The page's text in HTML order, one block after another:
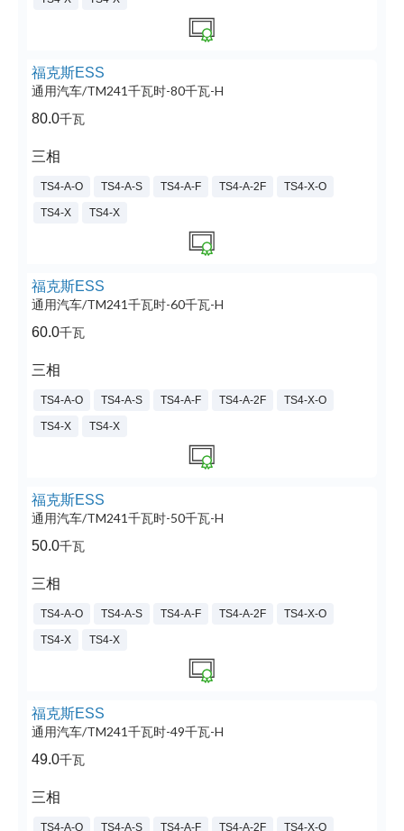
福克斯ESS
通用汽车/TM241千瓦时-80千瓦-H
80.0千瓦
三相
TS4-A-O TS4-A-S TS4-A-F TS4-A-2F TS4-X-O
TS4-X TS4-X
福克斯ESS
通用汽车/TM241千瓦时-60千瓦-H
60.0千瓦
三相
TS4-A-O TS4-A-S TS4-A-F TS4-A-2F TS4-X-O
TS4-X TS4-X
福克斯ESS
通用汽车/TM241千瓦时-50千瓦-H
50.0千瓦
三相
TS4-A-O TS4-A-S TS4-A-F TS4-A-2F TS4-X-O
TS4-X TS4-X
福克斯ESS
通用汽车/TM241千瓦时-49千瓦-H
49.0千瓦
三相
TS4-A-O TS4-A-S TS4-A-F TS4-A-2F TS4-X-O